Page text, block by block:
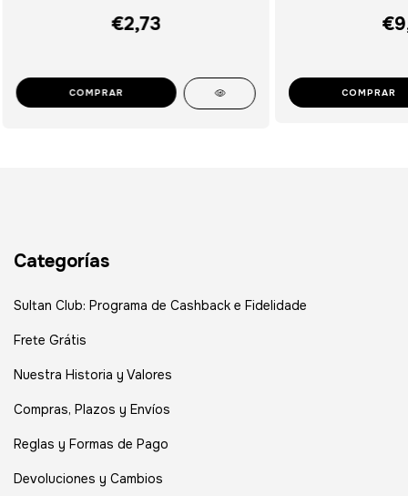
€2,73
COMPRAR
Categorías
Sultan Club: Programa de Cashback e Fidelidade
Frete Grátis
Nuestra Historia y Valores
Compras, Plazos y Envíos
Reglas y Formas de Pago
Devoluciones y Cambios